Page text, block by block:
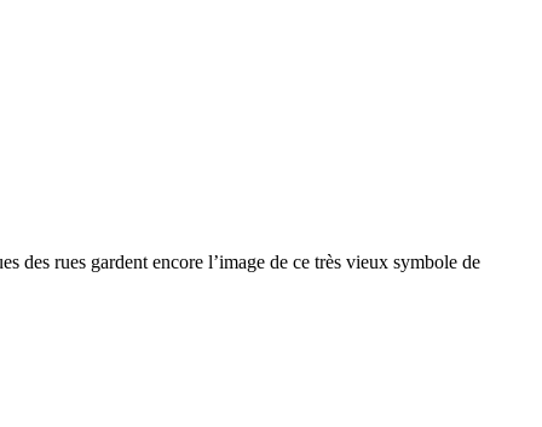
des rues gardent encore l’image de ce très vieux symbole de